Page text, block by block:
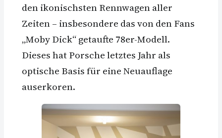
den ikonischsten Rennwagen aller
Zeiten – insbesondere das von den Fans
„Moby Dick“ getaufte 78er-Modell.
Dieses hat Porsche letztes Jahr als
optische Basis für eine Neuauflage
auserkoren.